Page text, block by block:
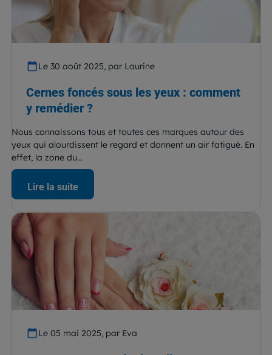
Le 30 août 2025, par Laurine
Cernes foncés sous les yeux : comment
y remédier ?
Nous connaissons tous et toutes ces marques autour des
yeux qui alourdissent le regard et donnent un air fatigué. En
effet, la zone du...
Lire la suite
Le 05 mai 2025, par Eva